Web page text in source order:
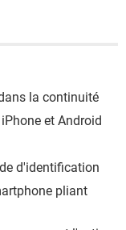
la continuité
et Android
d'identification
pliant